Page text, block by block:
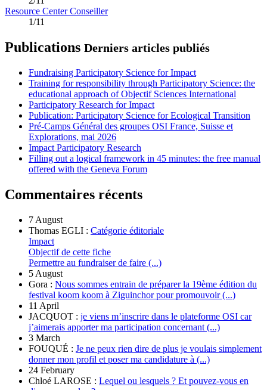
Resource Center Conseiller
1/11
Publications Derniers articles publiés
Fundraising Participatory Science for Impact
Training for responsibility through Participatory Science: the
educational approach of Objectif Sciences International
Participatory Research for Impact
Publication: Participatory Science for Ecological Transition
Pré-Camps Général des groupes OSI France, Suisse et
Explorations, mai 2026
Impact Participatory Research
Filling out a logical framework in 45 minutes: the free manual
offered with the Geneva Forum
Commentaires récents
7 August
Thomas EGLI : Catégorie éditoriale
Impact
Objectif de cette fiche
Permettre au fundraiser de faire (...)
5 August
Gora : Nous sommes entrain de préparer la 19ème édition du
festival koom koom à Ziguinchor pour promouvoir (...)
11 April
JACQUOT : je viens m’inscrire dans le plateforme OSI car
j’aimerais apporter ma participation concernant (...)
3 March
FOUQUÉ : Je ne peux rien dire de plus je voulais simplement
donner mon profil et poser ma candidature à (...)
24 February
Chloé LAROSE : Lequel ou lesquels ? Et pouvez-vous en